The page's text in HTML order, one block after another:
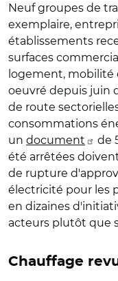
Neuf groupes de
exemplaire,
établissements
surfaces
logement, mobilité
oeuvré depuis juin
de route
consommations
un document
de
été arrêtées
de rupture
électricité pour les
en dizaines
acteurs plutôt que
Chauffage